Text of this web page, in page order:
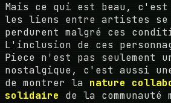
Mais ce qui est beau, c'est
les liens entre artistes se
perdurent malgré ces
L'inclusion de ces
Piece n'est pas
nostalgique, c'est aussi
de montrer la nature
solidaire de la communauté